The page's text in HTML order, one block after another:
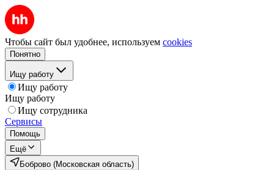
Чтобы сайт был удобнее, используем cookies
Понятно
Ищу работу
Ищу работу
Ищу работу
Ищу сотрудника
Сервисы
Помощь
Ещё
Боброво (Московская область)